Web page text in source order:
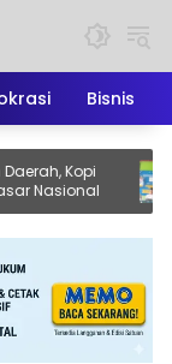
Bisnis
Jadi